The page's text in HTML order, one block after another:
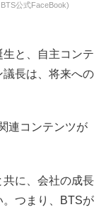
公式FaceBook)
と、自主コンテ
議長は、将来への
連コンテンツが
に、会社の成長
。つまり、BTSが